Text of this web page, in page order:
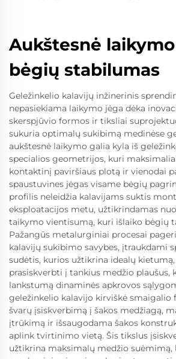
Aukštesnė
bėgių stabilumas
Geležinkelio kalavijų inžinerinis
nepasiekiama laikymo jėga dėka
skerspjūvio formos ir tiksliai
sukuria optimalų sukibimą medinėse
aukštesnė laikymo galia kyla iš
specialios geometrijos, kuri
kontaktinį paviršiaus plotą ir vienodai
spaustuvines jėgas visame bėgių
profilis neleidžia kalavijams suktis
eksploatacijos metu, užtikrindamas
taikymo vientisumą, kuri išlaiko bėgių
Pažangūs metalurginiai procesai
kalavijų sukibimo savybes, įtraukdami
sudėtis, kurios užtikrina idealų
prasiskverbti į tankius medžio plaušus,
lankstumą dinaminės apkrovos
geležinkelio kalavijo kirviškė smaigalio
švarų įsiskverbimą į šakos medžiagą,
įtrūkimą ir išsaugodama šakos
aplink tvirtinimo vietą. Šis tikslus
užtikrina maksimalų medžio